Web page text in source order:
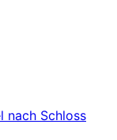
nach Schloss